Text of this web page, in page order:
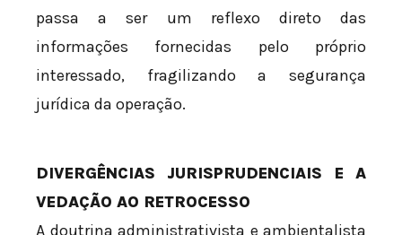
passa a ser um reflexo direto das
informações fornecidas pelo próprio
interessado, fragilizando a segurança
jurídica da operação.
DIVERGÊNCIAS JURISPRUDENCIAIS E A
VEDAÇÃO AO RETROCESSO
A doutrina administrativista e ambientalista